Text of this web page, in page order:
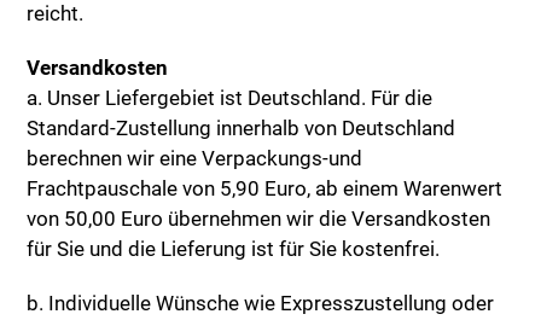
reicht.
Versandkosten
a. Unser Liefergebiet ist Deutschland. Für die
Standard-Zustellung innerhalb von Deutschland
berechnen wir eine Verpackungs-und
Frachtpauschale von 5,90 Euro, ab einem Warenwert
von 50,00 Euro übernehmen wir die Versandkosten
für Sie und die Lieferung ist für Sie kostenfrei.
b. Individuelle Wünsche wie Expresszustellung oder